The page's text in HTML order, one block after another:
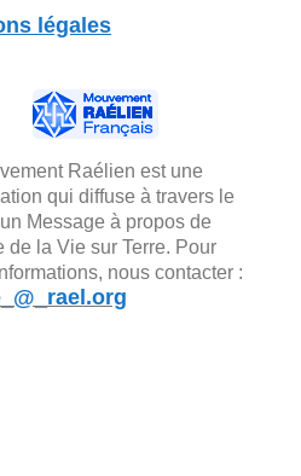
légales
Raélien est une
qui diffuse à travers le
Message à propos de
de la Vie sur Terre. Pour
nous contacter :